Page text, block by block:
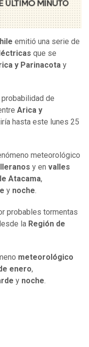
emitió una serie de
que se
y Parinacota y
de
Arica y
hasta este lunes 25
meteorológico
y en valles
Atacama,
y noche.
probables tormentas
la Región de
meteorológico
enero,
y noche.